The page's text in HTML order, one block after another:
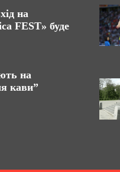
на
FEST» буде
на
кави”